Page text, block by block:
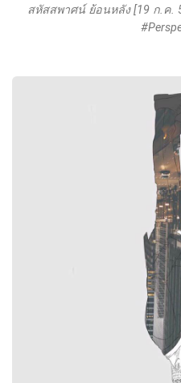
สหัสสพาศน์ ย้อนหลัง [19 ก.ค.